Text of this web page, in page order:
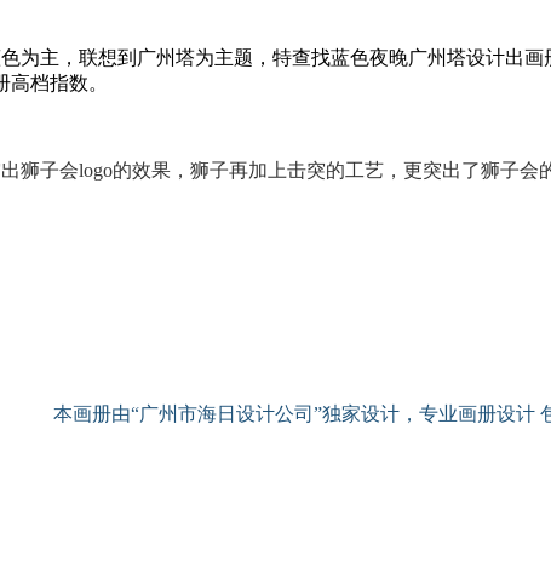
主，联想到广州塔为主题，特查找蓝色夜晚广州塔设计出
档指数。
狮子会logo的效果， 狮子再加上击突的工艺，更突出了狮子会
本画册由“广州市海日设计公司”独家设计，专业画册设计